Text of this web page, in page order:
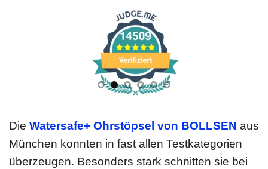
Die Watersafe+ Ohrstöpsel von BOLLSEN aus
München konnten in fast allen Testkategorien
überzeugen. Besonders stark schnitten sie bei